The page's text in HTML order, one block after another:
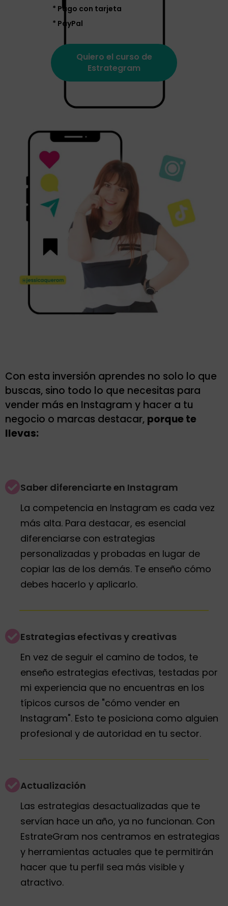
* Pago con tarjeta
* PayPal
Quiero el curso de
Estrategram
Con esta inversión aprendes no solo lo que
buscas, sino todo lo que necesitas para
vender más en Instagram y hacer a tu
negocio o marcas destacar, porque te
llevas:
Saber diferenciarte en Instagram
La competencia en Instagram es cada vez
más alta. Para destacar, es esencial
diferenciarse con estrategias
personalizadas y probadas en lugar de
copiar las de los demás. Te enseño cómo
debes hacerlo y aplicarlo.
Estrategias efectivas y creativas
En vez de seguir el camino de todos, te
enseño estrategias efectivas, testadas por
mi experiencia que no encuentras en los
típicos cursos de "cómo vender en
Instagram". Esto te posiciona como alguien
profesional y de autoridad en tu sector.
Actualización
Las estrategias desactualizadas que te
servían hace un año, ya no funcionan. Con
EstrateGram nos centramos en estrategias
y herramientas actuales que te permitirán
hacer que tu perfil sea más visible y
atractivo.